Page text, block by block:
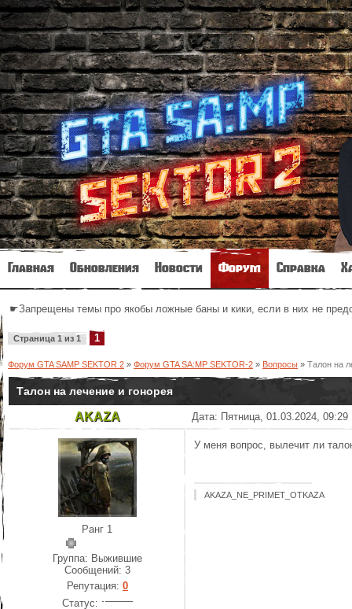
Главная Обновления Новости Форум Справка
☛Запрещены темы про якобы ложные баны и кики, если в них не
Страница 1 из 1 1
Форум GTA SAMP SEKTOR 2 » Форум GTA SA:MP SEKTOR-2 » Вопросы » Талон на
Талон на лечение и гонорея
AKAZA Дата: Пятница, 01.03.2024,
Ранг 1
Группа: Выжившие
Сообщений: 3
Репутация: 0
Статус:
У меня вопрос, вылечит ли
AKAZA_NE_PRIMET_OTKAZA